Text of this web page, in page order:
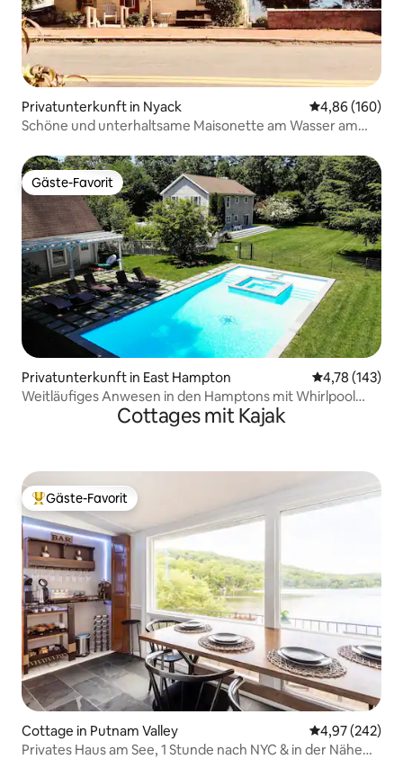
Privatunterkunft in Nyack
4,86 (160)
Schöne und unterhaltsame Maisonette am Wasser am
Gäste-Favorit
Gäste-Favorit
Privatunterkunft in East Hampton
4,78 (143)
Weitläufiges Anwesen in den Hamptons mit Whirlpool
und AnnehmlichkeitenCottages mit Kajak
Beliebter Gäste-Favorit.
Gäste-Favorit
Cottage in Putnam Valley
4,97 (242)
Privates Haus am See, 1 Stunde nach NYC & in der Nähe